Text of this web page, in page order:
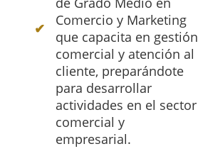
Comercio y Marketing
que capacita en gestión
comercial y atención al
cliente, preparándote
para desarrollar
actividades en el sector
comercial y
empresarial.